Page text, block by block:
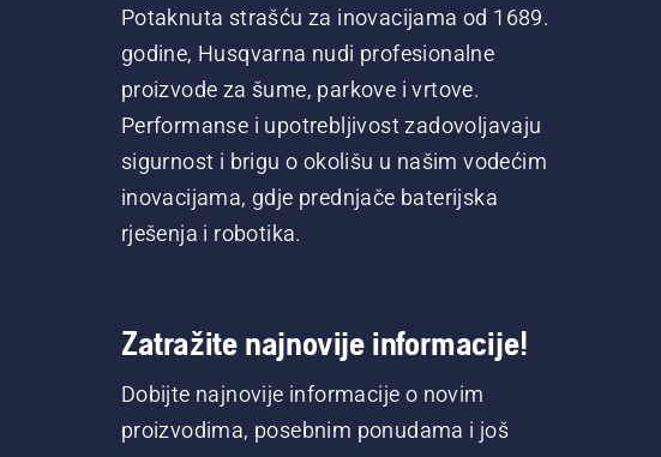
Potaknuta strašću za inovacijama od 1689.
godine, Husqvarna nudi profesionalne
proizvode za šume, parkove i vrtove.
Performanse i upotrebljivost zadovoljavaju
sigurnost i brigu o okolišu u našim vodećim
inovacijama, gdje prednjače baterijska
rješenja i robotika.
Zatražite najnovije informacije!
Dobijte najnovije informacije o novim
proizvodima, posebnim ponudama i još